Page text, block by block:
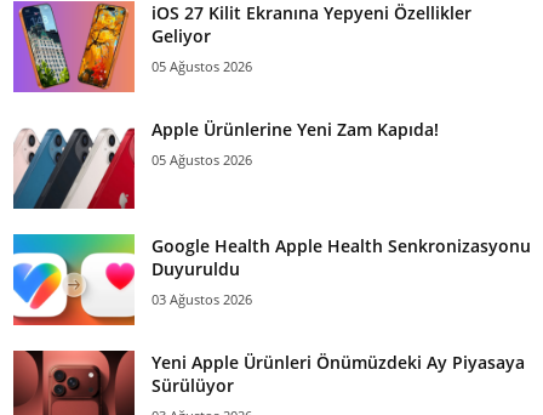
iOS 27 Kilit Ekranına Yepyeni Özellikler
Geliyor
05 Ağustos 2026
Apple Ürünlerine Yeni Zam Kapıda!
05 Ağustos 2026
Google Health Apple Health Senkronizasyonu
Duyuruldu
03 Ağustos 2026
Yeni Apple Ürünleri Önümüzdeki Ay Piyasaya
Sürülüyor